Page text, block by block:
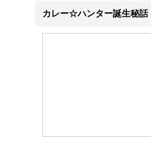
カレー☆ハンター誕生秘話